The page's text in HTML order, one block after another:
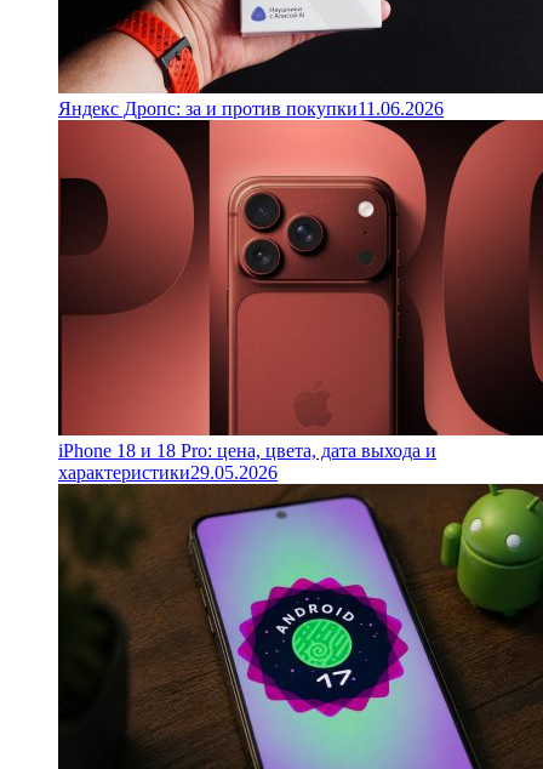
Яндекс Дропс: за и против покупки11.06.2026
iPhone 18 и 18 Pro: цена, цвета, дата выхода и
характеристики29.05.2026